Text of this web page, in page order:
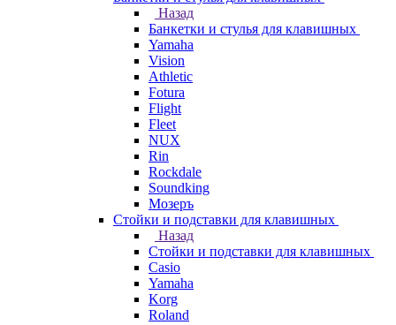
Назад
Банкетки и стулья для клавишных
Yamaha
Vision
Athletic
Fotura
Flight
Fleet
NUX
Rin
Rockdale
Soundking
Мозеръ
Стойки и подставки для клавишных
Назад
Стойки и подставки для клавишных
Casio
Yamaha
Korg
Roland